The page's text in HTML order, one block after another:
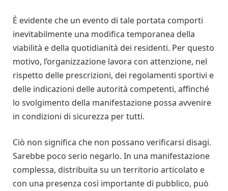
È evidente che un evento di tale portata comporti
inevitabilmente una modifica temporanea della
viabilità e della quotidianità dei residenti. Per questo
motivo, l’organizzazione lavora con attenzione, nel
rispetto delle prescrizioni, dei regolamenti sportivi e
delle indicazioni delle autorità competenti, affinché
lo svolgimento della manifestazione possa avvenire
in condizioni di sicurezza per tutti.
Ciò non significa che non possano verificarsi disagi.
Sarebbe poco serio negarlo. In una manifestazione
complessa, distribuita su un territorio articolato e
con una presenza così importante di pubblico, può